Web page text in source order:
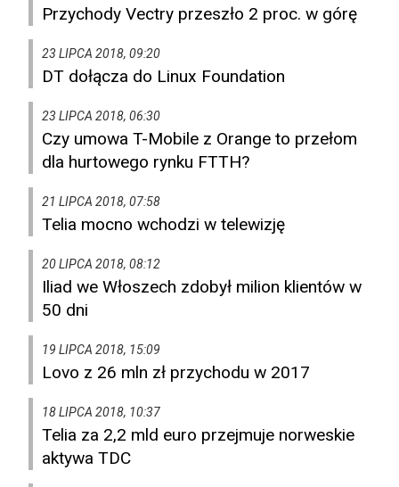
Przychody Vectry przeszło 2 proc. w górę
23 LIPCA 2018, 09:20
DT dołącza do Linux Foundation
23 LIPCA 2018, 06:30
Czy umowa T-Mobile z Orange to przełom
dla hurtowego rynku FTTH?
21 LIPCA 2018, 07:58
Telia mocno wchodzi w telewizję
20 LIPCA 2018, 08:12
Iliad we Włoszech zdobył milion klientów w
50 dni
19 LIPCA 2018, 15:09
Lovo z 26 mln zł przychodu w 2017
18 LIPCA 2018, 10:37
Telia za 2,2 mld euro przejmuje norweskie
aktywa TDC